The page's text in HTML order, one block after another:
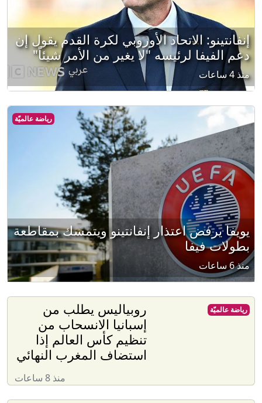
إنفانتينو: الاتحاد الأوروبي لكرة القدم يقول إن
دعم الفيفا لرئيسه "لا يغير من الأمر شيئاً"
منذ 4 ساعات
رياضة عالميّة
يويفا يرفض اعتذار إنفانتينو ويتمسك بمقاطعة
بطولات فيفا
منذ 6 ساعات
روبياليس يطلب من
إسبانيا الانسحاب من
تنظيم كأس العالم إذا
استضاف المغرب النهائي
منذ 8 ساعات
رياضة عالميّة